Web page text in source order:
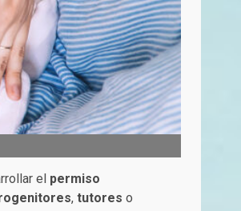
el permiso
, tutores o